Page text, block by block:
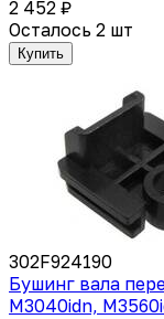
2 452 ₽
Осталось 2 шт
Купить
302F924190
Бушинг вала
M3040idn,